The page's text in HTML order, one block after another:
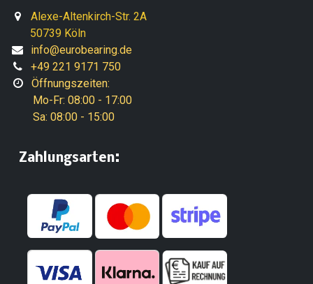
Alexe-Altenkirch-Str. 2A
50739 Köln
info@eurobearing.de
+49 221 9171 750
Öffnungszeiten:
Mo-Fr: 08:00 - 17:00
Sa: 08:00 - 15:00
​Zahlungsarten: